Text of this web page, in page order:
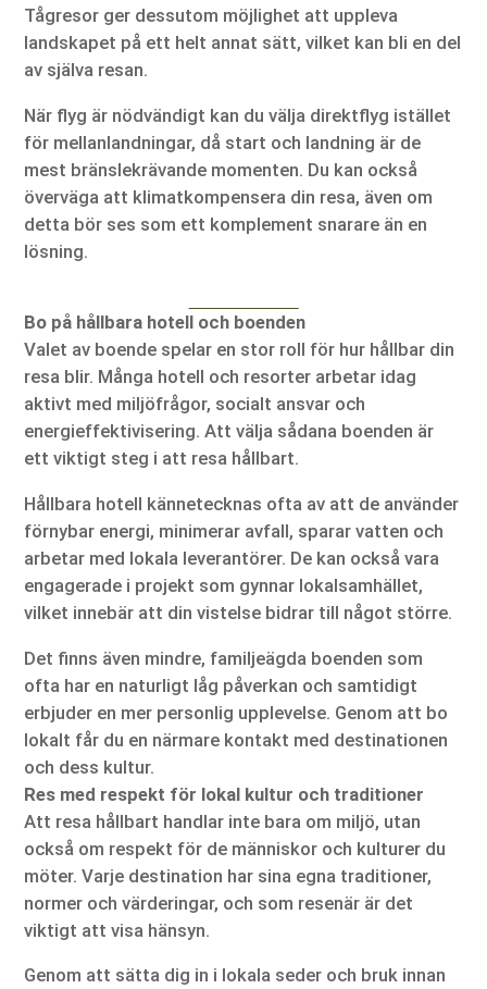
Tågresor ger dessutom möjlighet att uppleva
landskapet på ett helt annat sätt, vilket kan bli en del
av själva resan.
När flyg är nödvändigt kan du välja direktflyg istället
för mellanlandningar, då start och landning är de
mest bränslekrävande momenten. Du kan också
överväga att klimatkompensera din resa, även om
detta bör ses som ett komplement snarare än en
lösning.
Bo på hållbara hotell och boenden
Valet av boende spelar en stor roll för hur hållbar din
resa blir. Många hotell och resorter arbetar idag
aktivt med miljöfrågor, socialt ansvar och
energieffektivisering. Att välja sådana boenden är
ett viktigt steg i att resa hållbart.
Hållbara hotell kännetecknas ofta av att de använder
förnybar energi, minimerar avfall, sparar vatten och
arbetar med lokala leverantörer. De kan också vara
engagerade i projekt som gynnar lokalsamhället,
vilket innebär att din vistelse bidrar till något större.
Det finns även mindre, familjeägda boenden som
ofta har en naturligt låg påverkan och samtidigt
erbjuder en mer personlig upplevelse. Genom att bo
lokalt får du en närmare kontakt med destinationen
och dess kultur.
Res med respekt för lokal kultur och traditioner
Att resa hållbart handlar inte bara om miljö, utan
också om respekt för de människor och kulturer du
möter. Varje destination har sina egna traditioner,
normer och värderingar, och som resenär är det
viktigt att visa hänsyn.
Genom att sätta dig in i lokala seder och bruk innan